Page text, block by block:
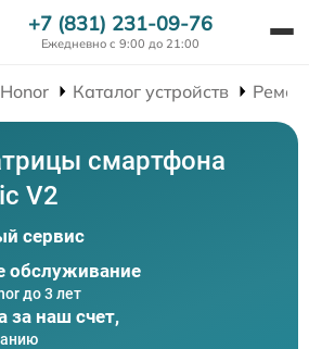
+7 (831) 231-09-76
Ежедневно с 9:00 до 21:00
Каталог устройств
смартфона
V2
сервис
обслуживание
до 3 лет
за наш счет,